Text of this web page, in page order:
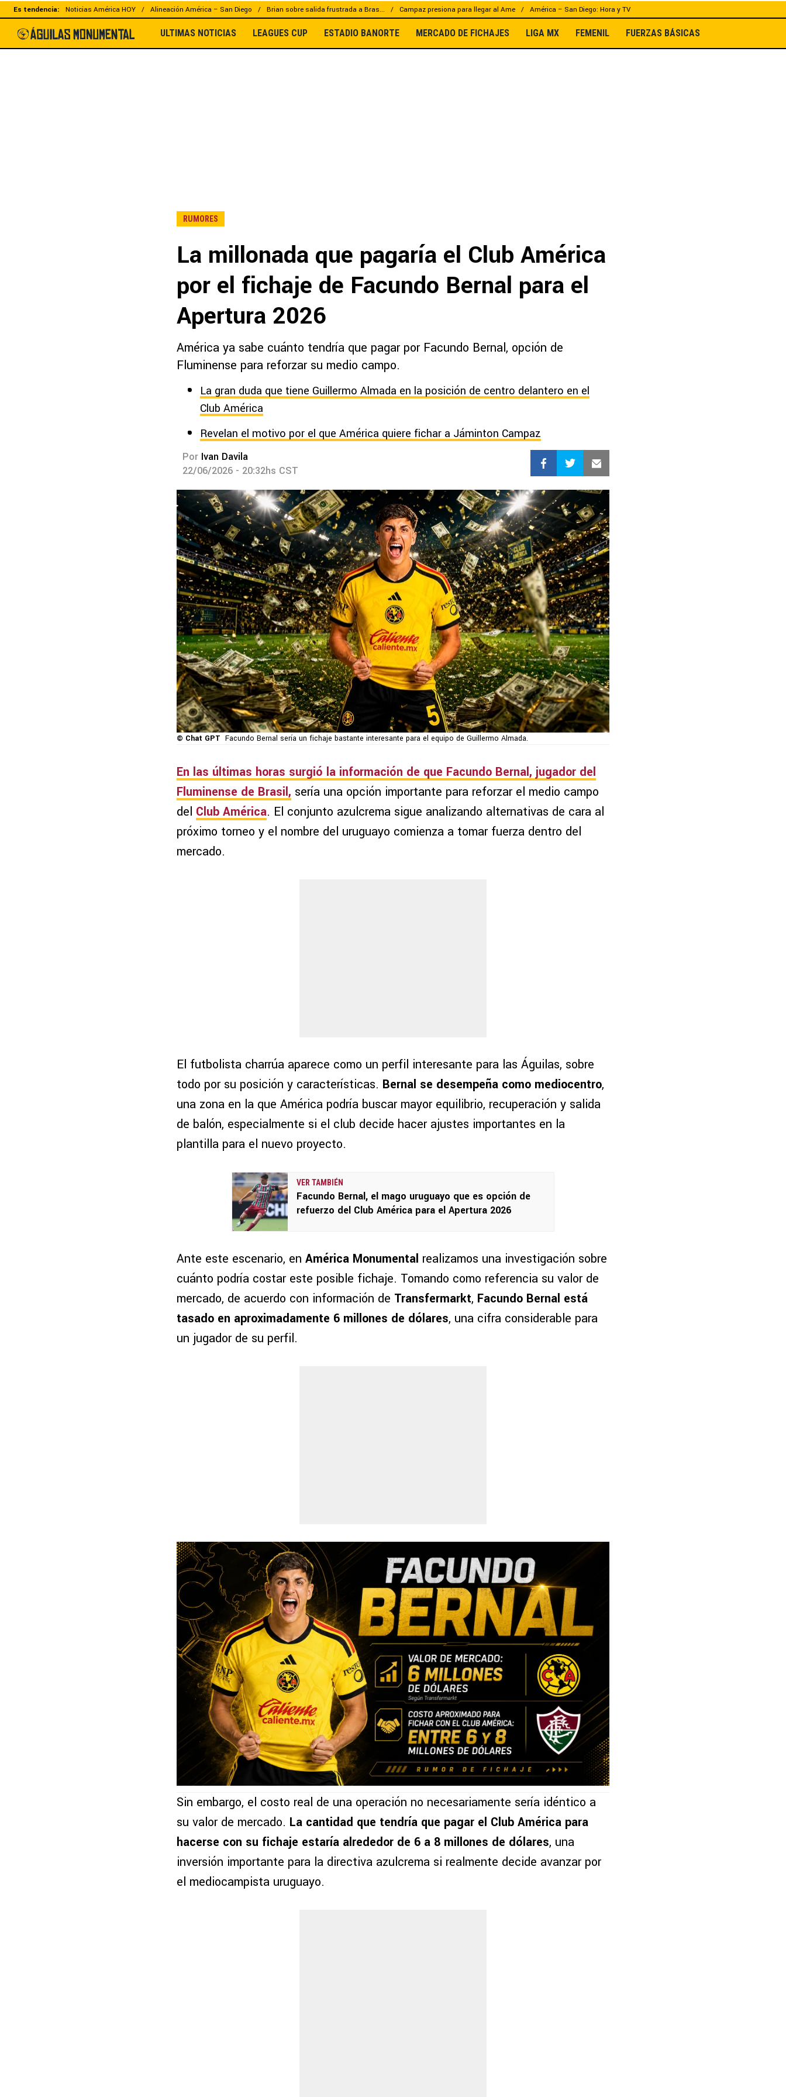
Es tendencia: Noticias América HOY Alineación América – San Diego Brian sobre salida frustrada a Bras... Campaz presiona para llegar al Ame América – San Diego: Hora y TV
ULTIMAS NOTICIAS LEAGUES CUP ESTADIO BANORTE MERCADO DE FICHAJES LIGA MX FEMENIL FUERZAS BÁSICAS
RUMORES
La millonada que pagaría el Club América
por el fichaje de Facundo Bernal para el
Apertura 2026
América ya sabe cuánto tendría que pagar por Facundo Bernal, opción de
Fluminense para reforzar su medio campo.
La gran duda que tiene Guillermo Almada en la posición de centro delantero en el
Club América
Revelan el motivo por el que América quiere fichar a Jáminton Campaz
Por Ivan Davila
22/06/2026 - 20:32hs CST
© Chat GPT Facundo Bernal sería un fichaje bastante interesante para el equipo de Guillermo Almada.
En las últimas horas surgió la información de que Facundo Bernal, jugador del
Fluminense de Brasil, sería una opción importante para reforzar el medio campo
del Club América. El conjunto azulcrema sigue analizando alternativas de cara al
próximo torneo y el nombre del uruguayo comienza a tomar fuerza dentro del
mercado.
El futbolista charrúa aparece como un perfil interesante para las Águilas, sobre
todo por su posición y características. Bernal se desempeña como mediocentro,
una zona en la que América podría buscar mayor equilibrio, recuperación y salida
de balón, especialmente si el club decide hacer ajustes importantes en la
plantilla para el nuevo proyecto.
VER TAMBIÉN
Facundo Bernal, el mago uruguayo que es opción de
refuerzo del Club América para el Apertura 2026
Ante este escenario, en América Monumental realizamos una investigación sobre
cuánto podría costar este posible fichaje. Tomando como referencia su valor de
mercado, de acuerdo con información de Transfermarkt, Facundo Bernal está
tasado en aproximadamente 6 millones de dólares, una cifra considerable para
un jugador de su perfil.
Sin embargo, el costo real de una operación no necesariamente sería idéntico a
su valor de mercado. La cantidad que tendría que pagar el Club América para
hacerse con su fichaje estaría alrededor de 6 a 8 millones de dólares, una
inversión importante para la directiva azulcrema si realmente decide avanzar por
el mediocampista uruguayo.